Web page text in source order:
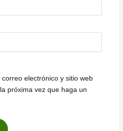
electrónico y sitio web
próxima vez que haga un